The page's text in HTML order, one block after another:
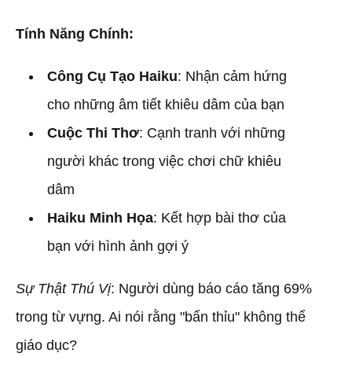
Tính Năng Chính:
Công Cụ Tạo Haiku: Nhận cảm hứng
cho những âm tiết khiêu dâm của bạn
Cuộc Thi Thơ: Cạnh tranh với những
người khác trong việc chơi chữ khiêu
dâm
Haiku Minh Họa: Kết hợp bài thơ của
bạn với hình ảnh gợi ý
Sự Thật Thú Vị: Người dùng báo cáo tăng 69%
trong từ vựng. Ai nói rằng "bẩn thỉu" không thể
giáo dục?